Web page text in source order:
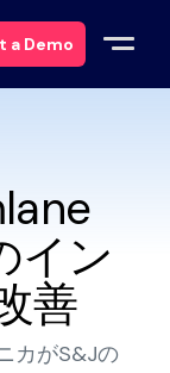
a Demo
イン
善
カがS&Jの